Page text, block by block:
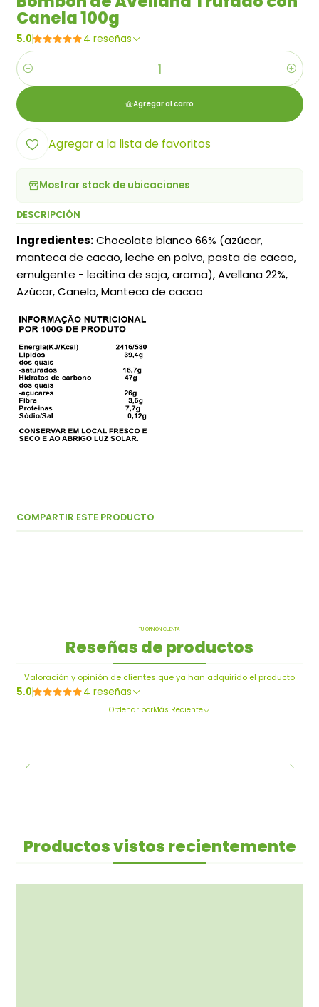
Canela 100g
5.0 4 reseñas
Cantidad
Agregar al carro
Agregar a la lista de favoritos
Mostrar stock de ubicaciones
DESCRIPCIÓN
Ingredientes:Chocolate blanco 66% (azúcar,
manteca de cacao, leche en polvo, pasta de cacao,
emulgente - lecitina de soja, aroma), Avellana 22%,
Azúcar, Canela, Manteca de cacao
COMPARTIR ESTE PRODUCTO
TU OPINIÓN CUENTA
Reseñas de productos
Valoración y opinión de clientes que ya han adquirido el producto
5.0 4 reseñas
Ordenar porMás Reciente
Productos vistos recientemente